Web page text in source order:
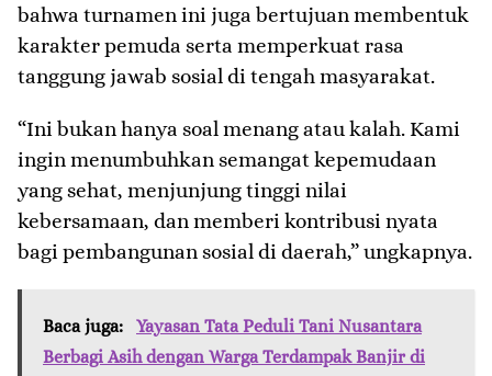
bahwa turnamen ini juga bertujuan membentuk
karakter pemuda serta memperkuat rasa
tanggung jawab sosial di tengah masyarakat.
“Ini bukan hanya soal menang atau kalah. Kami
ingin menumbuhkan semangat kepemudaan
yang sehat, menjunjung tinggi nilai
kebersamaan, dan memberi kontribusi nyata
bagi pembangunan sosial di daerah,” ungkapnya.
Baca juga:
Yayasan Tata Peduli Tani Nusantara
Berbagi Asih dengan Warga Terdampak Banjir di